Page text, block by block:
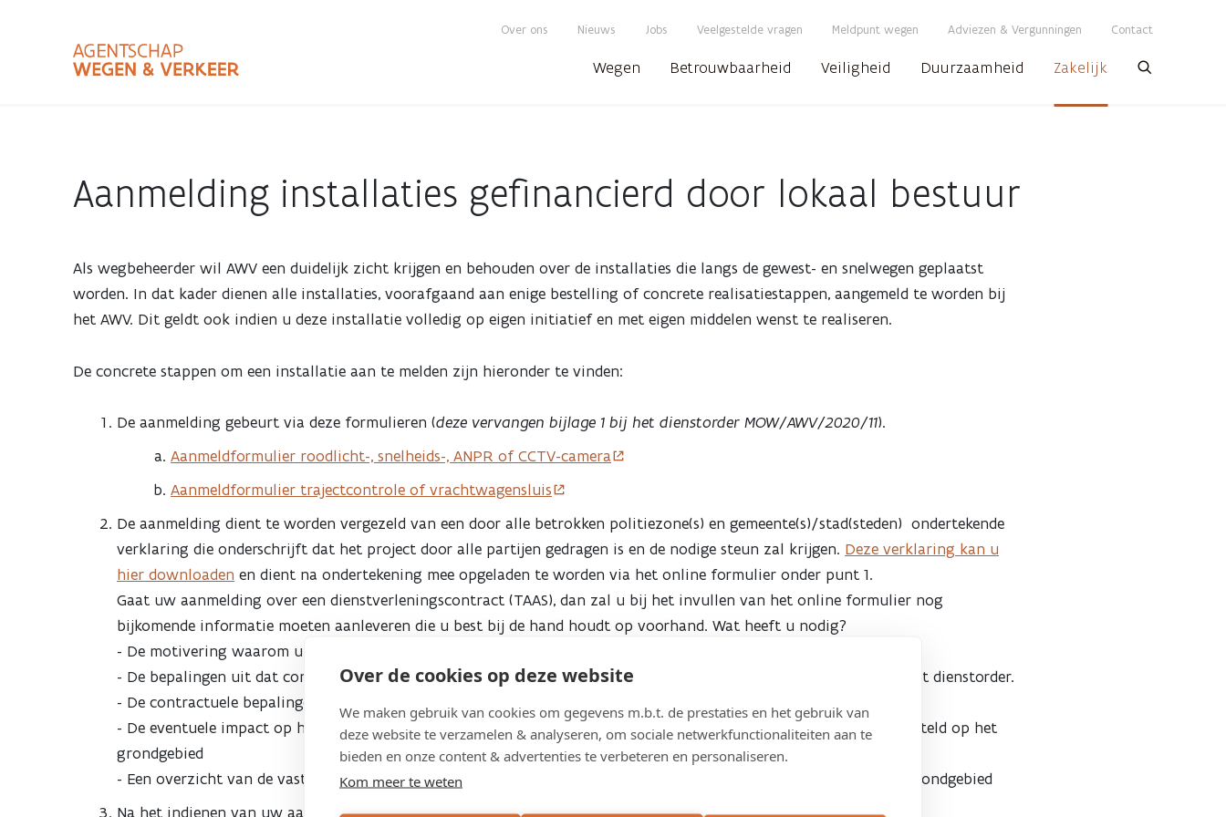
Over de cookies op deze website
We maken gebruik van cookies om gegevens m.b.t. de prestaties en het gebruik van
deze website te verzamelen & analyseren, om sociale netwerkfunctionaliteiten aan te
bieden en onze content & advertenties te verbeteren en personaliseren.
Kom meer te weten
Over ons Nieuws Jobs Veelgestelde vragen Meldpunt wegen Adviezen & Vergunningen Contact
Wegen Betrouwbaarheid Veiligheid Duurzaamheid Zakelijk
Zoekbalk
Aanmelding installaties gefinancierd door lokaal bestuur
Als wegbeheerder wil AWV een duidelijk zicht krijgen en behouden over de installaties die langs de gewest- en snelwegen geplaatst
worden. In dat kader dienen alle installaties, voorafgaand aan enige bestelling of concrete realisatiestappen, aangemeld te worden bij
het AWV. Dit geldt ook indien u deze installatie volledig op eigen initiatief en met eigen middelen wenst te realiseren.
De concrete stappen om een installatie aan te melden zijn hieronder te vinden:
De aanmelding gebeurt via deze formulieren (deze vervangen bijlage 1 bij het dienstorder MOW/AWV/2020/11).
Aanmeldformulier roodlicht-, snelheids-, ANPR of CCTV-camera
Aanmeldformulier trajectcontrole of vrachtwagensluis
De aanmelding dient te worden vergezeld van een door alle betrokken politiezone(s) en gemeente(s)/stad(steden) ondertekende
verklaring die onderschrijft dat het project door alle partijen gedragen is en de nodige steun zal krijgen. Deze verklaring kan u
hier downloaden en dient na ondertekening mee opgeladen te worden via het online formulier onder punt 1.
Gaat uw aanmelding over een dienstverleningscontract (TAAS), dan zal u bij het invullen van het online formulier nog
bijkomende informatie moeten aanleveren die u best bij de hand houdt op voorhand. Wat heeft u nodig?
- De motivering waarom u geen gebruik wil maken van een raamcontract AWV of Federaal contract.
- De bepalingen uit dat contract die de nodige garanties bieden voor het voldoen aan de minimale bepalingen in het dienstorder.
- De contractuele bepalingen rond minimum- en eventuele maximumtermijn van opstelling van de installatie
- De eventuele impact op het gebruik van andere handhavingsinstallaties die door AWV ter beschikking worden gesteld op het
grondgebied
- Een overzicht van de vaststellingen (overtredingsstatistieken) per AWV-installatie van de voorbije 2 jaar op het grondgebied
Na het indienen van uw aanmelding krijgt u binnen een termijn van 4 weken feedback.